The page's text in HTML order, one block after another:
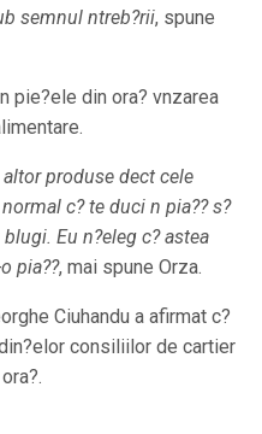
semnul ntreb?rii, spune
pie?ele din ora? vnzarea
produse dect cele
c? te duci n pia?? s?
Eu n?eleg c? astea
pia??, mai spune Orza.
Ciuhandu a afirmat c?
consiliilor de cartier